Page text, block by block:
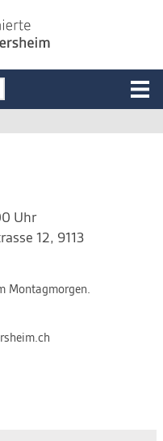
Uhr
12, 9113
Montagmorgen.